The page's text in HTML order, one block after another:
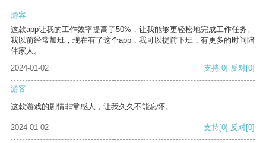
游客
这款app让我的工作效率提高了50%，让我能够更轻松地完成工作任务。
我以前经常加班，现在有了这个app，我可以提前下班，有更多的时间陪
伴家人。
2024-01-02
支持[0] 反对[0]
游客
这款游戏的剧情非常感人，让我久久不能忘怀。
2024-01-02 支持[0] 反对[0]